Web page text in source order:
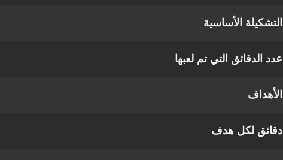
التشكيلة الأساسية
عدد الدقائق التي تم لعبها
الأهداف
دقائق لكل هدف